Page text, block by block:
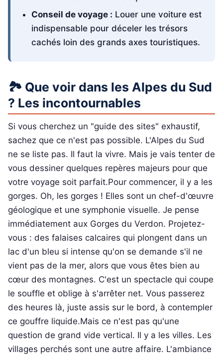
Conseil de voyage : Louer une voiture est
indispensable pour déceler les trésors
cachés loin des grands axes touristiques.
🏞️ Que voir dans les Alpes du Sud
? Les incontournables
Si vous cherchez un "guide des sites" exhaustif,
sachez que ce n'est pas possible. L'Alpes du Sud
ne se liste pas. Il faut la vivre. Mais je vais tenter de
vous dessiner quelques repères majeurs pour que
votre voyage soit parfait.Pour commencer, il y a les
gorges. Oh, les gorges ! Elles sont un chef-d'œuvre
géologique et une symphonie visuelle. Je pense
immédiatement aux Gorges du Verdon. Projetez-
vous : des falaises calcaires qui plongent dans un
lac d'un bleu si intense qu'on se demande s'il ne
vient pas de la mer, alors que vous êtes bien au
cœur des montagnes. C'est un spectacle qui coupe
le souffle et oblige à s'arrêter net. Vous passerez
des heures là, juste assis sur le bord, à contempler
ce gouffre liquide.Mais ce n'est pas qu'une
question de grand vide vertical. Il y a les villes. Les
villages perchés sont une autre affaire. L'ambiance